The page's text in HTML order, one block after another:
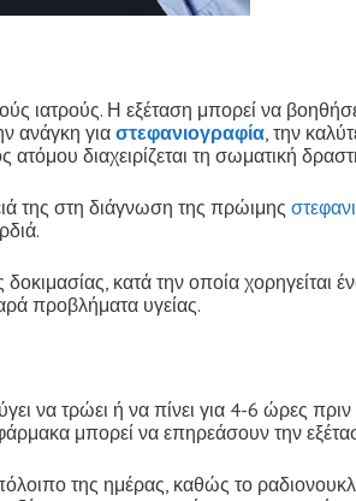
ιατρούς. Η εξέταση μπορεί να
ανάγκη για στεφανιογραφία , την
διαχειρίζεται τη σωματική
της στη διάγνωση της πρώιμης
κατά την οποία χορηγείται
προβλήματα υγείας.
να τρώει ή να πίνει για 4-6 ώρες
μπορεί να επηρεάσουν την
της ημέρας, καθώς το